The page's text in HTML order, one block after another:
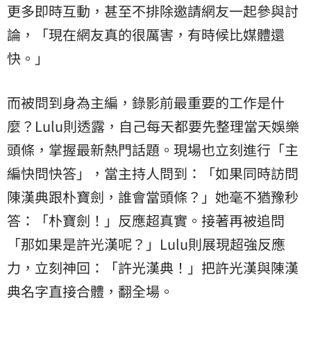
更多即時互動，甚至不排除邀請網友一起參與討
論，「現在網友真的很厲害，有時候比媒體還
快。」
而被問到身為主編，錄影前最重要的工作是什
麼？Lulu則透露，自己每天都要先整理當天娛樂
頭條，掌握最新熱門話題。現場也立刻進行「主
編快問快答」，當主持人問到：「如果同時訪問
陳漢典跟朴寶劍，誰會當頭條？」她毫不猶豫秒
答：「朴寶劍！」反應超真實。接著再被追問
「那如果是許光漢呢？」Lulu則展現超強反應
力，立刻神回：「許光漢典！」把許光漢與陳漢
典名字直接合體，翻全場。